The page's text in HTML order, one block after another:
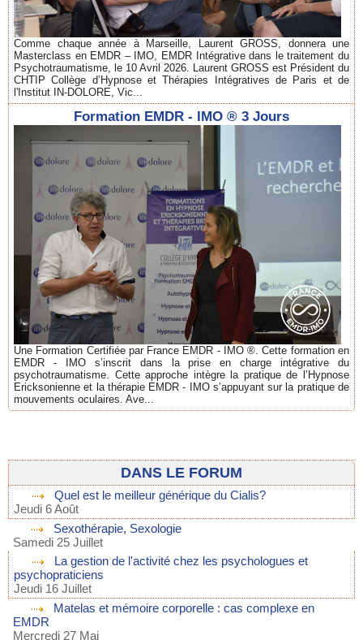
Comme chaque année à Marseille, Laurent GROSS, donnera une
Masterclass en EMDR – IMO, EMDR Intégrative dans le traitement du
Psychotraumatisme, le 10 Avril 2026. Laurent GROSS est Président du
CHTIP Collège d’Hypnose et Thérapies Intégratives de Paris et de
l'Institut IN-DOLORE, Vic...
Formation EMDR - IMO ® 3 Jours
Une Formation Certifiée par France EMDR - IMO ®. Cette formation en
EMDR - IMO s’inscrit dans la prise en charge intégrative du
psychotraumatisme. Cette approche intègre la pratique de l’Hypnose
Ericksonienne et la thérapie EMDR - IMO s’appuyant sur la pratique de
mouvements oculaires. Ave...
DANS LE FORUM
Quel est le meilleur générique du Cialis?
Jeudi 6 Août
Sexothérapie, Sexologie
Samedi 25 Juillet
La gestion de l'activité chez les psychologues et
psychopraticiens
Jeudi 16 Juillet
Matelas et mémoire corporelle : cas complexe en
EMDR
Mercredi 27 Mai